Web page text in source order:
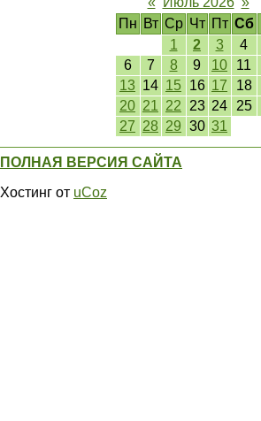
Пн Вт Ср Чт Пт Сб
1
2 3 4
6
7 8 9 10 11
13 14 15 16 17 18
20 21 22 23 24 25
27 28 29 30 31
ПОЛНАЯ ВЕРСИЯ САЙТА
Хостинг от uCoz